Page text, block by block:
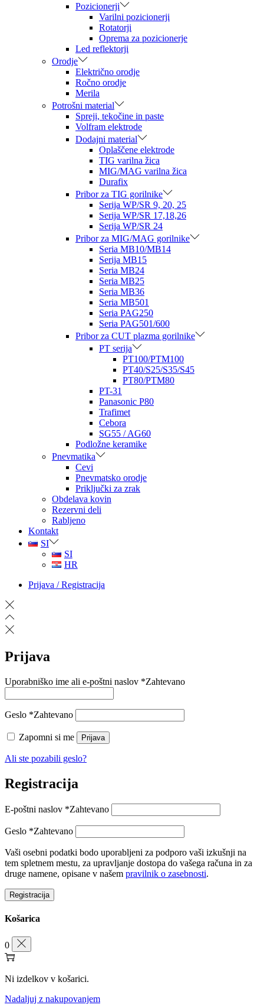
Pozicionerji
Varilni pozicionerji
Rotatorji
Oprema za pozicionerje
Led reflektorji
Orodje
Električno orodje
Ročno orodje
Merila
Potrošni material
Spreji, tekočine in paste
Volfram elektrode
Dodajni material
Oplaščene elektrode
TIG varilna žica
MIG/MAG varilna žica
Durafix
Pribor za TIG gorilnike
Serija WP/SR 9, 20, 25
Serija WP/SR 17,18,26
Serija WP/SR 24
Pribor za MIG/MAG gorilnike
Seria MB10/MB14
Serija MB15
Seria MB24
Seria MB25
Seria MB36
Seria MB501
Seria PAG250
Seria PAG501/600
Pribor za CUT plazma gorilnike
PT serija
PT100/PTM100
PT40/S25/S35/S45
PT80/PTM80
PT-31
Panasonic P80
Trafimet
Cebora
SG55 / AG60
Podložne keramike
Pnevmatika
Cevi
Pnevmatsko orodje
Priključki za zrak
Obdelava kovin
Rezervni deli
Rabljeno
Kontakt
SI
SI
HR
Prijava / Registracija
Prijava
Uporabniško ime ali e-poštni naslov *Zahtevano
Geslo *Zahtevano
Zapomni si me Prijava
Ali ste pozabili geslo?
Registracija
E-poštni naslov *Zahtevano
Geslo *Zahtevano
Vaši osebni podatki bodo uporabljeni za podporo vaši izkušnji na
tem spletnem mestu, za upravljanje dostopa do vašega računa in za
druge namene, opisane v našem pravilnik o zasebnosti.
Registracija
Košarica
0
Ni izdelkov v košarici.
Nadaljuj z nakupovanjem